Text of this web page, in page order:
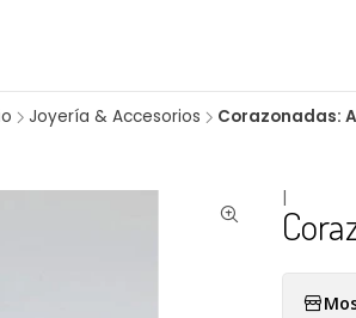
Joyería & Accesorios Corazonadas:
|